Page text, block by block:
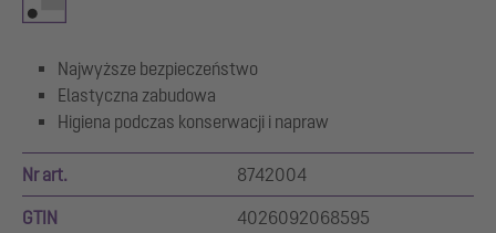
Najwyższe bezpieczeństwo
Elastyczna zabudowa
Higiena podczas konserwacji i napraw
Nr art. 8742004
GTIN 4026092068595